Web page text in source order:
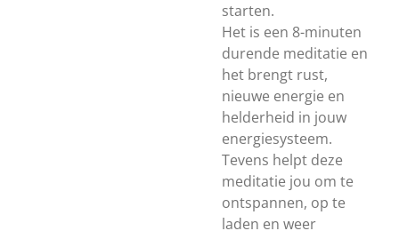
starten.
Het is een 8-minuten
durende meditatie en
het brengt rust,
nieuwe energie en
helderheid in jouw
energiesysteem.
Tevens helpt deze
meditatie jou om te
ontspannen, op te
laden en weer